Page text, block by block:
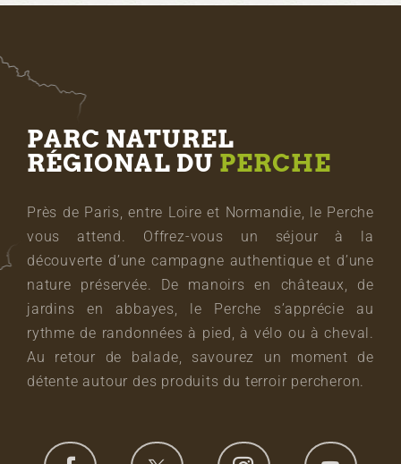
PARC NATUREL
RÉGIONAL DU PERCHE
Près de Paris, entre Loire et Normandie, le Perche
vous attend. Offrez-vous un séjour à la
découverte d’une campagne authentique et d’une
nature préservée. De manoirs en châteaux, de
jardins en abbayes, le Perche s’apprécie au
rythme de randonnées à pied, à vélo ou à cheval.
Au retour de balade, savourez un moment de
détente autour des produits du terroir percheron.